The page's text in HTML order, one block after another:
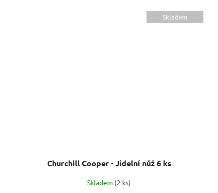
Skladem
Churchill Cooper - Jídelní nůž 6 ks
Skladem (2 ks)